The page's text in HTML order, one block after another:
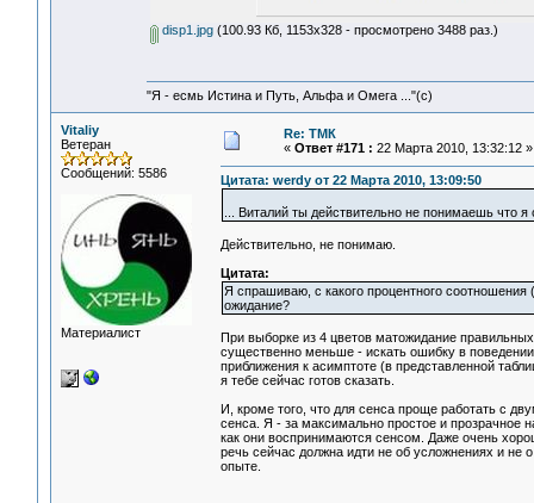
disp1.jpg (100.93 Кб, 1153x328 - просмотрено 3488 раз.)
"Я - есмь Истина и Путь, Альфа и Омега ..."(с)
Vitaliy
Ветеран
Сообщений: 5586
Материалист
Re: ТМК
« Ответ #171 : 22 Марта 2010, 13:32:12 »
Цитата: werdy от 22 Марта 2010, 13:09:50
... Виталий ты действительно не понимаешь что
Действительно, не понимаю.
Цитата:
Я спрашиваю, с какого процентного
ожидание?
При выборке из 4 цветов матожидание
существенно меньше - искать ошибку в
приближения к асимптоте (в представленной
я тебе сейчас готов сказать.
И, кроме того, что для сенса проще работать с
сенса. Я - за максимально простое и прозрачное
как они воспринимаются сенсом. Даже очень
речь сейчас должна идти не об усложнениях и
опыте.